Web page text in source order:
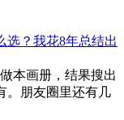
选？我花8年总结出
本画册，结果搜出
。朋友圈里还有几